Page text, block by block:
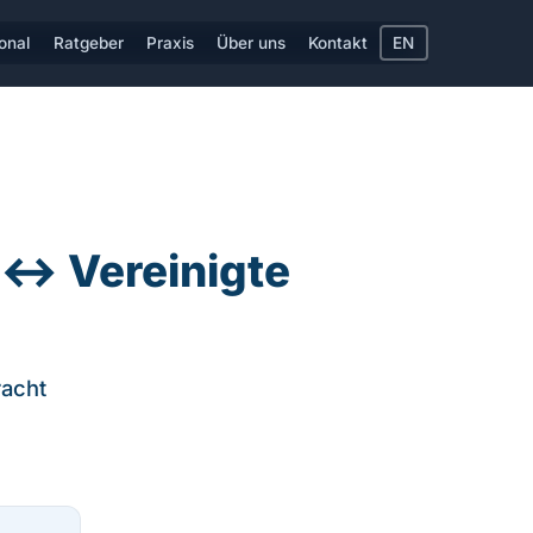
Ratgeber Praxis Über uns Kontakt EN
↔ Vereinigte